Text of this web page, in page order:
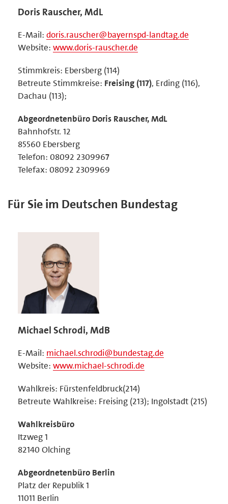
Doris Rauscher, MdL
E-Mail: doris.rauscher@bayernspd-landtag.de
Website: www.doris-rauscher.de
Stimmkreis: Ebersberg (114)
Betreute Stimmkreise: Freising (117), Erding (116),
Dachau (113);
Abgeordnetenbüro Doris Rauscher, MdL
Bahnhofstr. 12
85560 Ebersberg
Telefon: 08092 2309967
Telefax: 08092 2309969
Für Sie im Deutschen Bundestag
Michael Schrodi, MdB
E-Mail: michael.schrodi@bundestag.de
Website: www.michael-schrodi.de
Wahlkreis: Fürstenfeldbruck(214)
Betreute Wahlkreise: Freising (213); Ingolstadt (215)
Wahlkreisbüro
Itzweg 1
82140 Olching
Abgeordnetenbüro Berlin
Platz der Republik 1
11011 Berlin